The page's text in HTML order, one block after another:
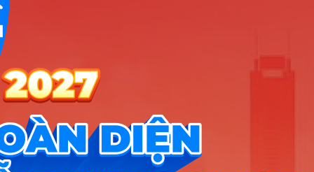
10 Quan hệ công chúng
C00; C20; D01; D14;
C00; C20; D01; D14;
D15; X71